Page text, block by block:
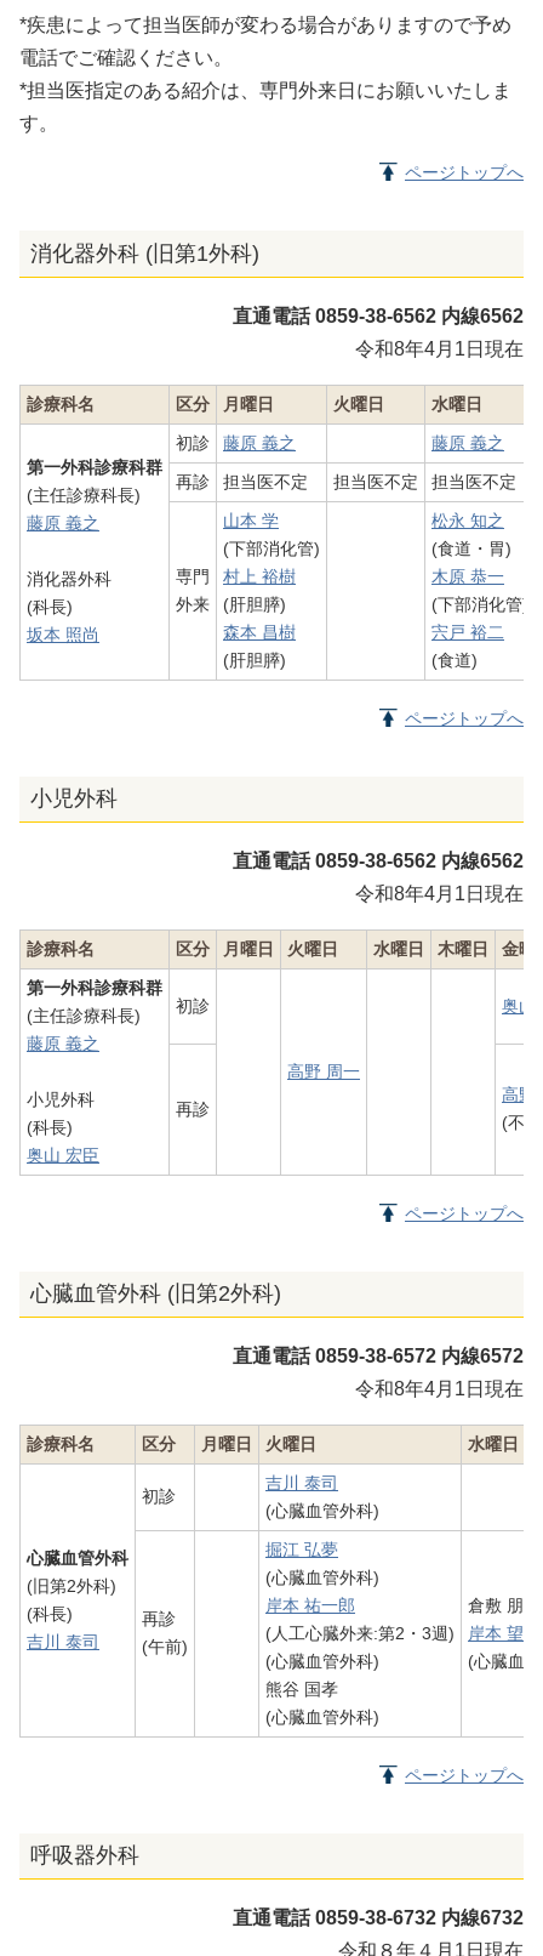
*疾患によって担当医師が変わる場合がありますので予め
電話でご確認ください。
*担当医指定のある紹介は、専門外来日にお願いいたしま
す。
ページトップへ
消化器外科 (旧第1外科)
直通電話 0859-38-6562 内線6562
令和8年4月1日現在
診療科名 区分 月曜日 火曜日 水曜日
第一外科診療科群
(主任診療科長)
藤原 義之
消化器外科
(科長)
坂本 照尚
初診 藤原 義之
藤原 義之
再診
担当医不定 担当医不定 担当医不定
専門
外来
山本 学
(下部消化管)
村上 裕樹
(肝胆膵)
森本 昌樹
(肝胆膵)
松永 知之
(食道・胃)
木原 恭一
(下部消化管)
宍戸 裕二
(食道)
ページトップへ
小児外科
直通電話 0859-38-6562 内線6562
令和8年4月1日現在
診療科名 区分 月曜日 火曜日 水曜日 木曜日
金曜
第一外科診療科群
(主任診療科長)
藤原 義之
小児外科
(科長)
奥山 宏臣
初診
高野 周一
奥山
再診
高野
(不
ページトップへ
心臓血管外科 (旧第2外科)
直通電話 0859-38-6572 内線6572
令和8年4月1日現在
診療科名 区分 月曜日 火曜日 水曜日
心臓血管外科
(旧第2外科)
(科長)
吉川 泰司
初診
吉川 泰司
(心臓血管外科)
再診
(午前)
掘江 弘夢
(心臓血管外科)
岸本 祐一郎
(人工心臓外来:第2・3週)
(心臓血管外科)
熊谷 国孝
(心臓血管外科)
倉敷 朋弘
岸本 望
(心臓血
ページトップへ
呼吸器外科
直通電話 0859-38-6732 内線6732
令和８年４月1日現在